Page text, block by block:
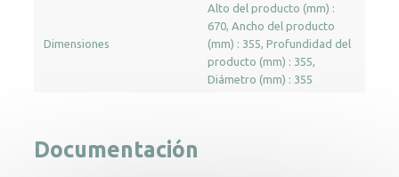
Dimensiones
Alto del producto (mm) :
670 Ancho del producto
(mm) : 355 Profundidad del
producto (mm) : 355
Diámetro (mm) : 355
Documentación